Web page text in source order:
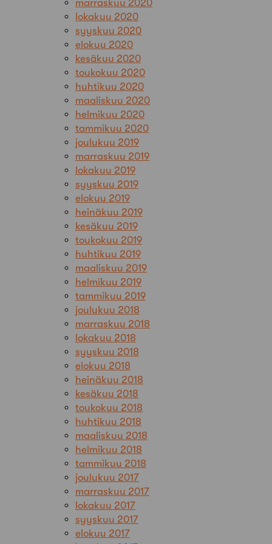
marraskuu 2020
lokakuu 2020
syyskuu 2020
elokuu 2020
kesäkuu 2020
toukokuu 2020
huhtikuu 2020
maaliskuu 2020
helmikuu 2020
tammikuu 2020
joulukuu 2019
marraskuu 2019
lokakuu 2019
syyskuu 2019
elokuu 2019
heinäkuu 2019
kesäkuu 2019
toukokuu 2019
huhtikuu 2019
maaliskuu 2019
helmikuu 2019
tammikuu 2019
joulukuu 2018
marraskuu 2018
lokakuu 2018
syyskuu 2018
elokuu 2018
heinäkuu 2018
kesäkuu 2018
toukokuu 2018
huhtikuu 2018
maaliskuu 2018
helmikuu 2018
tammikuu 2018
joulukuu 2017
marraskuu 2017
lokakuu 2017
syyskuu 2017
elokuu 2017